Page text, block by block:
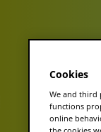
Cookies
We and third
functions
online